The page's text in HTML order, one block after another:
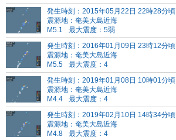
発生時刻：2015年05月22日 22時28分頃
震源地：奄美大島近海
M5.1
最大震度：5弱
発生時刻：2016年01月09日 23時12分頃
震源地：奄美大島近海
M5.5
最大震度：4
発生時刻：2019年01月08日 10時01分頃
震源地：奄美大島近海
M4.4
最大震度：4
発生時刻：2019年02月10日 14時34分頃
震源地：奄美大島近海
M4.8
最大震度：4